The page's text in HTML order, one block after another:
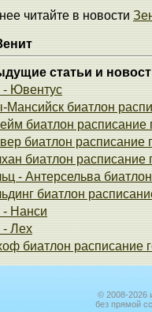
читайте в новости
статьи и
- Ювентус
Мансийск биатлон
биатлон расписание
биатлон расписание
биатлон расписание
- Антерсельва
биатлон
Нанси
Лех
биатлон расписание
© 2008-2026
без прямой